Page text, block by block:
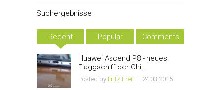
Suchergebnisse
Recent Popular Comments
Huawei Ascend P8 - neues
Flaggschiff der Chi...
Posted by Fritz Frei - 24.03.2015